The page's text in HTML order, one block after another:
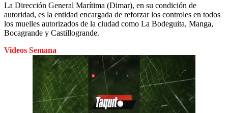
La Dirección General Marítima (Dimar), en su condición de
autoridad, es la entidad encargada de reforzar los controles en todos
los muelles autorizados de la ciudad como La Bodeguita, Manga,
Bocagrande y Castillogrande.
Videos Semana